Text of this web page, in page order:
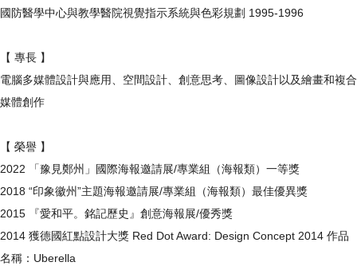
國防醫學中心與教學醫院視覺指示系統與色彩規劃 1995-1996
【 專長 】
電腦多媒體設計與應用、空間設計、創意思考、圖像設計以及繪畫和複合
媒體創作
【 榮譽 】
2022 「豫見鄭州」國際海報邀請展/專業組（海報類）一等獎
2018 “印象徽州”主題海報邀請展/專業組（海報類）最佳優異獎
2015 『愛和平。銘記歷史』創意海報展/優秀獎
2014 獲德國紅點設計大獎 Red Dot Award: Design Concept 2014 作品
名稱：Uberella